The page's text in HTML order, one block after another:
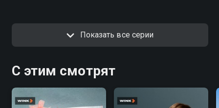
Показать все серии
С этим смотрят